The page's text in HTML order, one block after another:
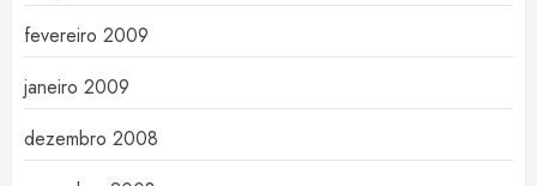
fevereiro 2009
janeiro 2009
dezembro 2008